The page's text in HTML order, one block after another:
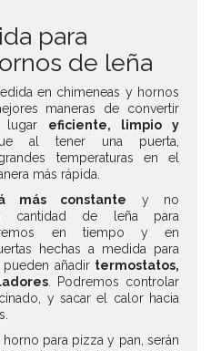
para
de leña
en chimeneas y hornos
maneras de convertir
lugar eficiente, limpio y
al tener una puerta,
temperaturas en el
más rápida.
más constante y no
cantidad de leña para
en tiempo y en
hechas a medida para
añadir termostatos,
. Podremos controlar
y sacar el calor hacia
para pizza y pan, serán